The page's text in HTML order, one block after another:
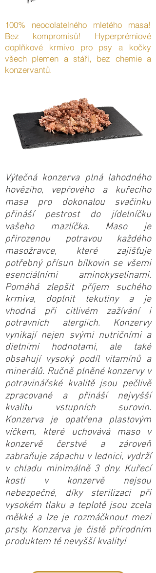
100% neodolatelného mletého masa!
Bez kompromisů! Hyperprémiové
doplňkové krmivo pro psy a kočky
všech plemen a stáří, bez chemie a
konzervantů.
Výtečná konzerva plná lahodného
hovězího, vepřového a kuřecího
masa pro dokonalou svačinku
přináší pestrost do jídelníčku
vašeho mazlíčka. Maso je
přirozenou potravou každého
masožravce, které zajišťuje
potřebný přísun bílkovin se všemi
esenciálními aminokyselinami.
Pomáhá zlepšit příjem suchého
krmiva, doplnit tekutiny a je
vhodná při citlivém zažívání i
potravních alergiích. Konzervy
vynikají nejen svými nutričními a
dietními hodnotami, ale také
obsahují vysoký podíl vitamínů a
minerálů. Ručně plněné konzervy v
potravinářské kvalitě jsou pečlivě
zpracované a přináší nejvyšší
kvalitu vstupních surovin.
Konzerva je opatřena plastovým
víčkem, které uchovává maso v
konzervě čerstvé a zároveň
zabraňuje zápachu v lednici, vydrží
v chladu minimálně 3 dny. Kuřecí
kosti v konzervě nejsou
nebezpečné, díky sterilizaci při
vysokém tlaku a teplotě jsou zcela
měkké a lze je rozmáčknout mezi
prsty. Konzerva je čistě přírodním
produktem té nevyšší kvality!